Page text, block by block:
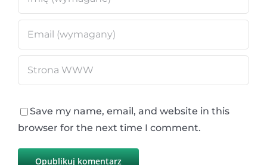
Save my name, email, and website in this
browser for the next time I comment.